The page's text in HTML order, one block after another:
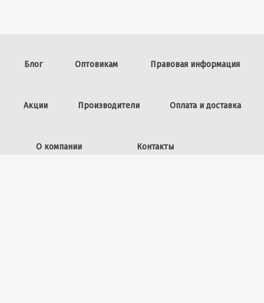
Блог Оптовикам Правовая информация
Акции Производители Оплата и доставка
О компании Контакты